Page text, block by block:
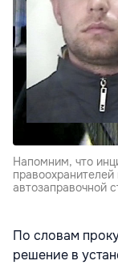
Напомним, что
автозаправочной
По словам
решение в